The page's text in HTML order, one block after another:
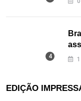
EDIÇÃO